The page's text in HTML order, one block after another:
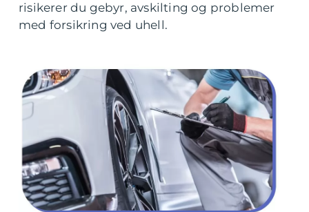
risikerer du gebyr, avskilting og problemer
med forsikring ved uhell.